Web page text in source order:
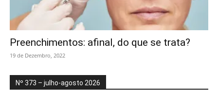
Preenchimentos: afinal, do que se trata?
19 de Dezembro, 2022
Nº 373 – julho-agosto 2026